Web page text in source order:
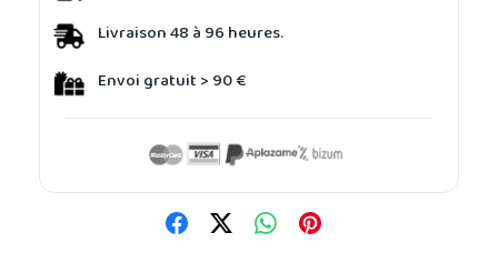
Livraison 48 à 96 heures.
Envoi gratuit > 90 €